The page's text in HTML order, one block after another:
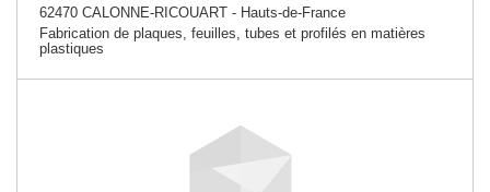
62470 CALONNE-RICOUART - Hauts-de-France
Fabrication de plaques, feuilles, tubes et profilés en matières
plastiques